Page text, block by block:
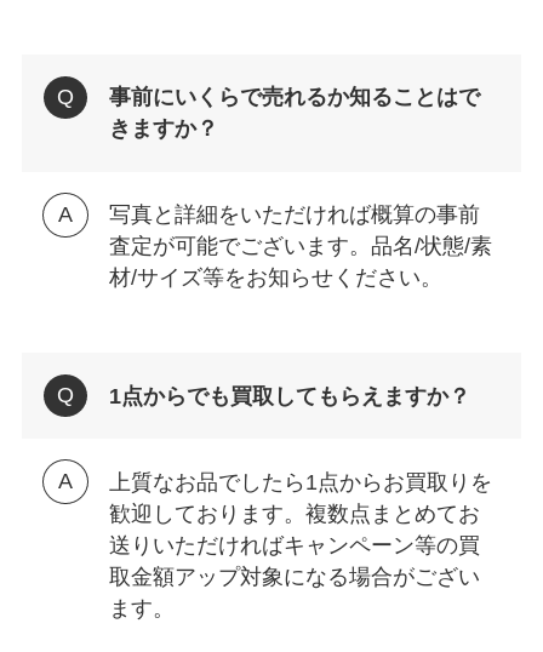
事前にいくらで売れるか知ることはで
きますか？
写真と詳細をいただければ概算の事前
査定が可能でございます。品名/状態/素
材/サイズ等をお知らせください。
1点からでも買取してもらえますか？
上質なお品でしたら1点からお買取りを
歓迎しております。複数点まとめてお
送りいただければキャンペーン等の買
取金額アップ対象になる場合がござい
ます。